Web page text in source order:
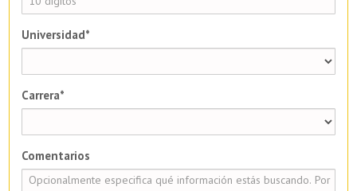
Universidad*
Carrera*
Comentarios